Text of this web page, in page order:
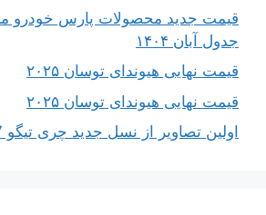
قیمت جدید محصولات پارس
جدول آبان ۱۴۰۴
قیمت نهایی هیوندای توسان ۲۰۲۵
قیمت نهایی هیوندای توسان ۲۰۲۵
اولین تصاویر از نسل جدید چری تیگو 7 منتشر شد